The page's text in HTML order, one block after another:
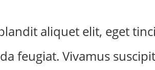
aliquet elit, eget
feugiat. Vivamus